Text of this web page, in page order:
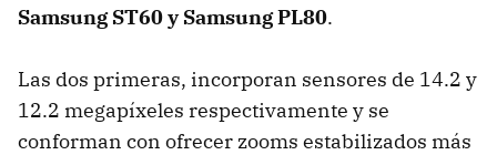
Samsung ST60 y Samsung PL80.
Las dos primeras, incorporan sensores de 14.2 y
12.2 megapíxeles respectivamente y se
conforman con ofrecer zooms estabilizados más